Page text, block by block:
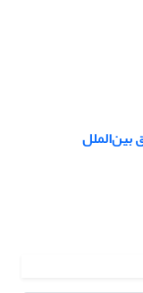
بین‌الملل